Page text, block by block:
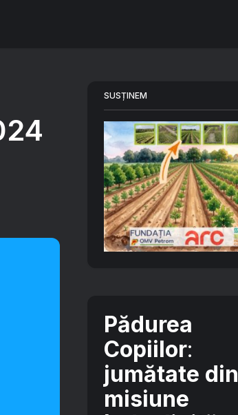
SUSȚINEM
Pădurea
Copiilor:
jumătate din
misiune